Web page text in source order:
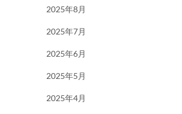
2025年8月
2025年7月
2025年6月
2025年5月
2025年4月